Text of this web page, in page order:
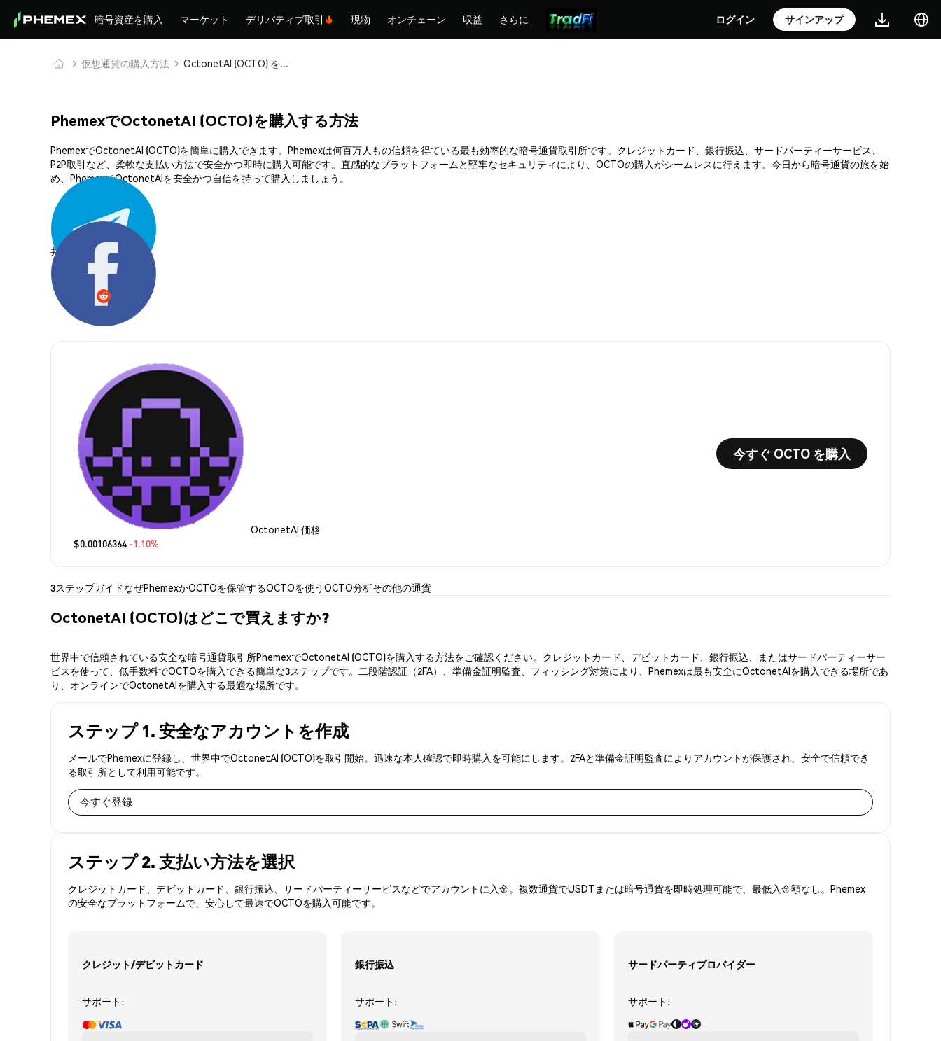
暗号資産を購入 マーケット デリバティブ取引 現物 オンチェーン 収益 さらに ログイン サインアップ
仮想通貨の購入方法 OctonetAI (OCTO) を安全に購入・保管
PhemexでOctonetAI (OCTO)を購入する方法
PhemexでOctonetAI (OCTO)を簡単に購入できます。Phemexは何百万人もの信頼を得ている最も効率的な暗号通貨取引所です。クレジットカード、銀行振込、サードパーティーサービス、
P2P取引など、柔軟な支払い方法で安全かつ即時に購入可能です。直感的なプラットフォームと堅牢なセキュリティにより、OCTOの購入がシームレスに行えます。今日から暗号通貨の旅を始
め、PhemexでOctonetAIを安全かつ自信を持って購入しましょう。
共有する:
OctonetAI 価格
$0.00106364 -1.10%
今すぐ OCTO を購入
3ステップガイドなぜPhemexかOCTOを保管するOCTOを使うOCTO分析その他の通貨
OctonetAI (OCTO)はどこで買えますか?
世界中で信頼されている安全な暗号通貨取引所PhemexでOctonetAI (OCTO)を購入する方法をご確認ください。クレジットカード、デビットカード、銀行振込、またはサードパーティーサー
ビスを使って、低手数料でOCTOを購入できる簡単な3ステップです。二段階認証（2FA）、準備金証明監査、フィッシング対策により、Phemexは最も安全にOctonetAIを購入できる場所であ
り、オンラインでOctonetAIを購入する最適な場所です。
ステップ 1. 安全なアカウントを作成
メールでPhemexに登録し、世界中でOctonetAI (OCTO)を取引開始。迅速な本人確認で即時購入を可能にします。2FAと準備金証明監査によりアカウントが保護され、安全で信頼でき
る取引所として利用可能です。
今すぐ登録
ステップ 2. 支払い方法を選択
クレジットカード、デビットカード、銀行振込、サードパーティーサービスなどでアカウントに入金。複数通貨でUSDTまたは暗号通貨を即時処理可能で、最低入金額なし。Phemex
の安全なプラットフォームで、安心して最速でOCTOを購入可能です。
クレジット/デビットカード
サポート:
銀行振込
サポート:
サードパーティプロバイダー
サポート: